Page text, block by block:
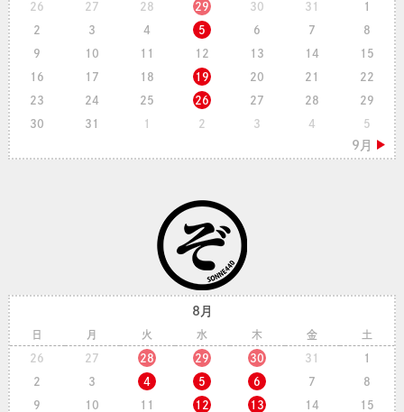
26 27 28 29 30 31 1
2 3 4 5 6 7 8
9 10 11 12 13 14 15
16 17 18 19 20 21 22
23 24 25 26 27 28 29
30 31 1 2 3 4 5
8月
日 月 火 水 木 金 土
26 27 28 29 30 31 1
2 3 4 5 6 7 8
9 10 11 12 13 14 15